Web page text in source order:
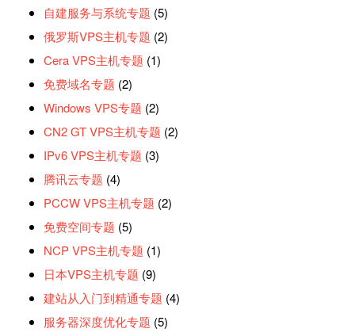
自建服务与系统专题 (5)
俄罗斯VPS主机专题 (2)
Cera VPS主机专题 (1)
免费域名专题 (2)
Windows VPS专题 (2)
CN2 GT VPS主机专题 (2)
IPv6 VPS主机专题 (3)
腾讯云专题 (4)
PCCW VPS主机专题 (2)
免费空间专题 (5)
NCP VPS主机专题 (1)
日本VPS主机专题 (9)
建站从入门到精通专题 (4)
服务器深度优化专题 (5)